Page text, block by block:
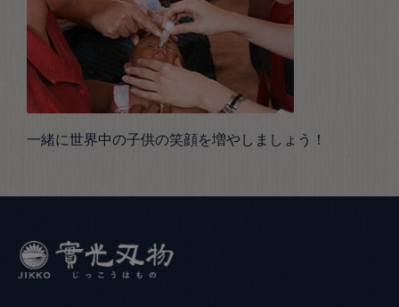
一緒に世界中の子供の笑顔を増やしましょう！